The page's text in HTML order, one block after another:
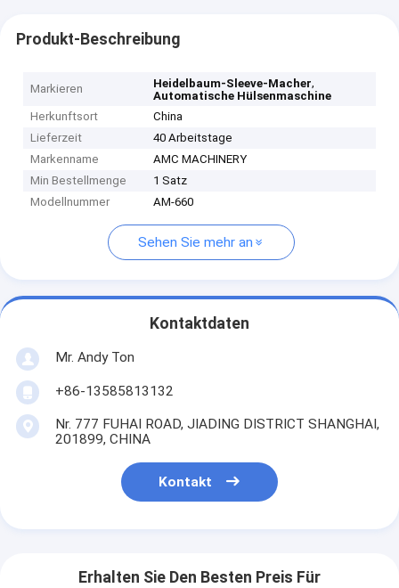
Produkt-Beschreibung
Markieren Heidelbaum-Sleeve-Macher,
Automatische Hülsenmaschine
Herkunftsort
China
Lieferzeit
40 Arbeitstage
Markenname
AMC MACHINERY
Min Bestellmenge
1 Satz
Modellnummer
AM-660
Sehen Sie mehr an
Kontaktdaten
Mr. Andy Ton
+86-13585813132
Nr. 777 FUHAI ROAD, JIADING DISTRICT SHANGHAI,
201899, CHINA
Kontakt
Erhalten Sie Den Besten Preis Für